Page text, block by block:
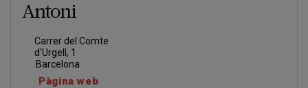
Antoni
Carrer del Comte
d'Urgell, 1
Barcelona
Pàgina web